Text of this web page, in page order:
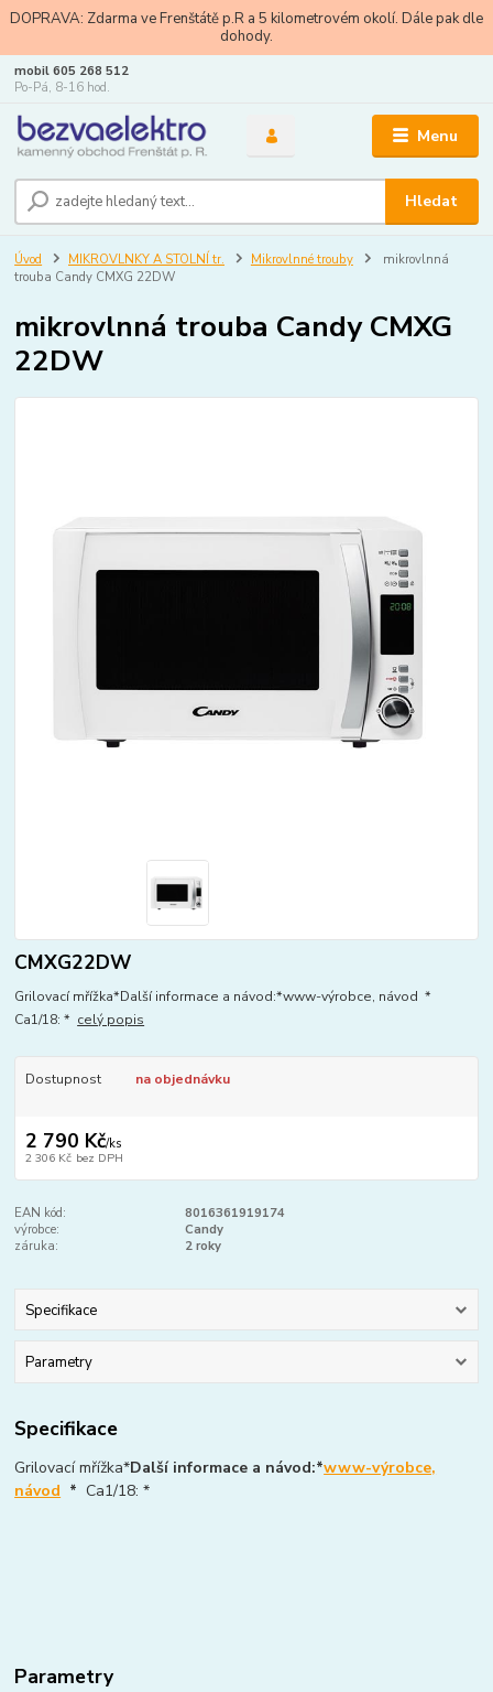
DOPRAVA: Zdarma ve Frenštátě p.R a 5 kilometrovém okolí. Dále pak dle
dohody.
Menu
Hledat
mobil 605 268 512
Po-Pá, 8-16 hod.
Úvod MIKROVLNKY A STOLNÍ tr. Mikrovlnné trouby
mikrovlnná
trouba Candy CMXG 22DW
mikrovlnná trouba Candy CMXG
22DW
CMXG22DW
Grilovací mřížka*Další informace a návod:*www-výrobce, návod *
Ca1/18: * celý popis
Dostupnost na objednávku
2 790 Kč/ks
2 306 Kč bez DPH
EAN kód:
8016361919174
výrobce:
Candy
záruka:
2 roky
Specifikace
Parametry
Specifikace
Grilovací mřížka*Další informace a návod:*www-výrobce,
návod * Ca1/18: *
Parametry